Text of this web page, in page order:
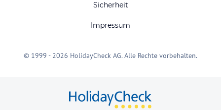
Sicherheit
Impressum
© 1999 - 2026 HolidayCheck AG. Alle Rechte vorbehalten.